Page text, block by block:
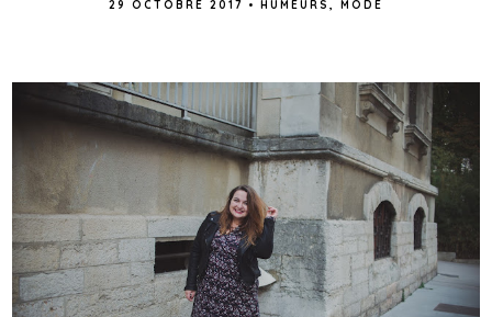
29 OCTOBRE 2017 • HUMEURS , MODE